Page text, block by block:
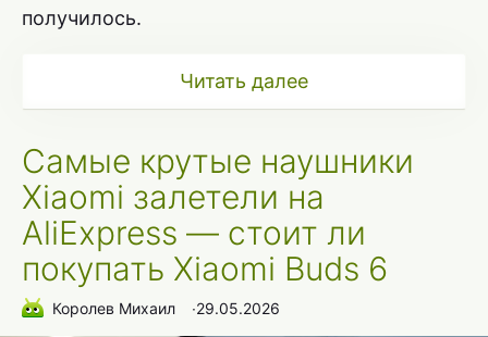
получилось.
Читать далее
Самые крутые наушники
Xiaomi залетели на
AliExpress — стоит ли
покупать Xiaomi Buds 6
Королев Михаил ∙29.05.2026